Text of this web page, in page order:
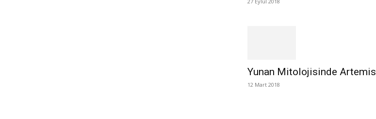
Yunan Mitolojisinde Artemis
12 Mart 2018